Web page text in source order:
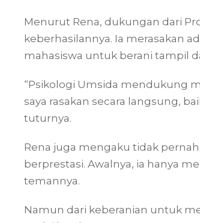
Menurut Rena, dukungan dari
keberhasilannya. Ia merasakan
mahasiswa untuk berani tampil
“Psikologi Umsida mendukung
saya rasakan secara langsung,
tuturnya.
Rena juga mengaku tidak
berprestasi. Awalnya, ia hanya
temannya.
Namun dari keberanian untuk